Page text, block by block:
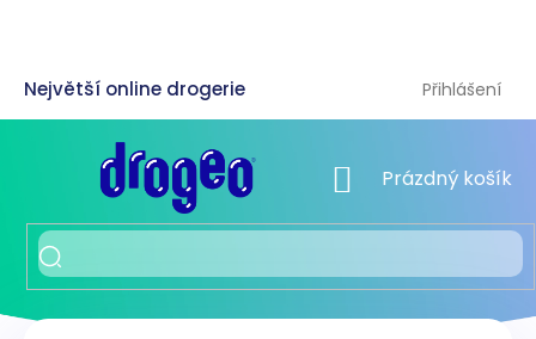
Přihlášení
NÁKUPNÍ KOŠÍK
Prázdný košík